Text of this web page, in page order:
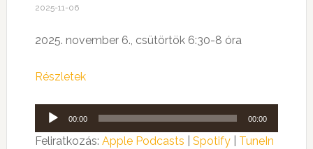
2025-11-06
2025. november 6., csütörtök 6:30-8 óra
Részletek
Audió
lejátszó
00:00 00:00
Feliratkozás: Apple Podcasts Spotify| TuneIn